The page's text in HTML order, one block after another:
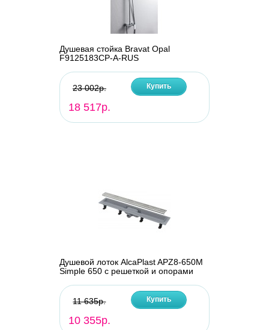
Душевая стойка Bravat Opal
F9125183CP-A-RUS
23 002р.
18 517р.
Купить
Душевой лоток AlcaPlast APZ8-650M
Simple 650 с решеткой и опорами
11 635р.
10 355р.
Купить